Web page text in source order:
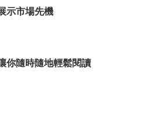
示市場先機
你隨時隨地輕鬆閱讀